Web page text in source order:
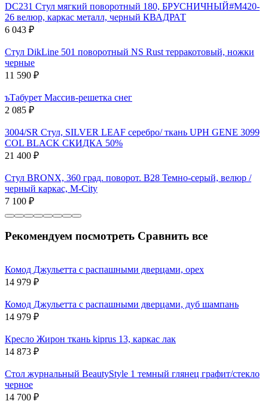
DC231 Стул мягкий поворотный 180, БРУСНИЧНЫЙ#M420-
26 велюр, каркас металл, черный КВАДРАТ
6 043 ₽
Стул DikLine 501 поворотный NS Rust терракотовый, ножки
черные
11 590 ₽
ъТабурет Массив-решетка снег
2 085 ₽
3004/SR Стул, SILVER LEAF серебро/ ткань UPH GENE 3099
COL BLACK СКИДКА 50%
21 400 ₽
Стул BRONX, 360 град. поворот. B28 Темно-серый, велюр /
черный каркас, М-City
7 100 ₽
Рекомендуем посмотреть Сравнить все
Комод Джульетта с распашными дверцами, орех
14 979 ₽
Комод Джульетта с распашными дверцами, дуб шампань
14 979 ₽
Кресло Жирон ткань kiprus 13, каркас лак
14 873 ₽
Стол журнальный BeautyStyle 1 темный глянец графит/стекло
черное
14 700 ₽